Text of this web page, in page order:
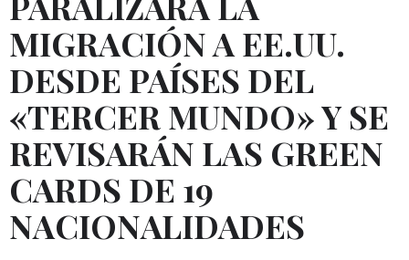
MIGRACIÓN A EE.UU.
DESDE PAÍSES DEL
«TERCER MUNDO» Y SE
REVISARÁN LAS GREEN
CARDS DE 19
NACIONALIDADES